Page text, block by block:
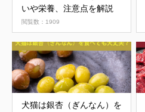
いや栄養、注意点を解説
閲覧数：1909
犬猫は銀杏（ぎんなん）を